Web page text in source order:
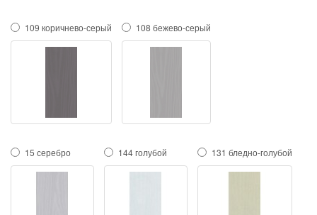
109 коричнево-серый 108 бежево-серый
15 серебро 144 голубой 131 бледно-голубой